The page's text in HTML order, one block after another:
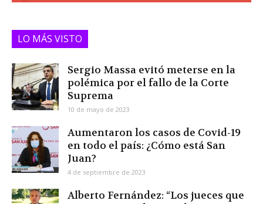
LO MÁS VISTO
Sergio Massa evitó meterse en la
polémica por el fallo de la Corte
Suprema
10 de mayo de 2023
Aumentaron los casos de Covid-19
en todo el país: ¿Cómo está San
Juan?
4 de septiembre de 2023
Alberto Fernández: “Los jueces que